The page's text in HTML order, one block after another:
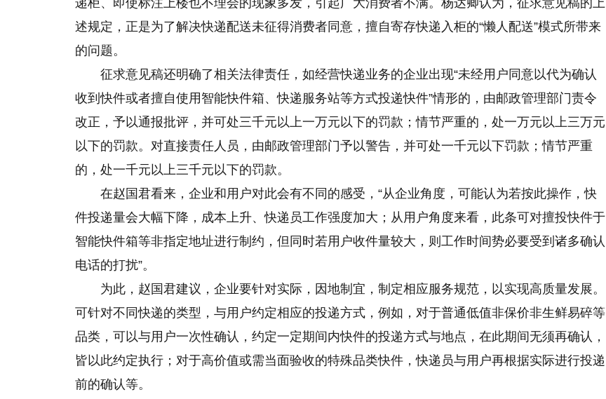
递柜、即使标注上楼也不理会的现象多发，引起广大消费者不满。杨达卿认为，征求意见稿的上
述规定，正是为了解决快递配送未征得消费者同意，擅自寄存快递入柜的“懒人配送”模式所带来
的问题。
征求意见稿还明确了相关法律责任，如经营快递业务的企业出现“未经用户同意以代为确认
收到快件或者擅自使用智能快件箱、快递服务站等方式投递快件”情形的，由邮政管理部门责令
改正，予以通报批评，并可处三千元以上一万元以下的罚款；情节严重的 ，处一万元以上三万元
以下的罚款。对直接责任人员，由邮政管理部门予以警告，并可处一千元以下罚款；情节严重
的，处一千元以上三千元以下的罚款。
在赵国君看来，企业和用户对此会有不同的感受，“从企业角度，可能认为若按此操作，快
件投递量会大幅下降，成本上升、快递员工作强度加大；从用户角度来看，此条可对擅投快件于
智能快件箱等非指定地址进行制约，但同时若用户收件量较大，则工作时间势必要受到诸多确认
电话的打扰”。
为此，赵国君建议，企业要针对实际，因地制宜，制定相应服务规范，以实现高质量发展。
可针对不同快递的类型，与用户约定相应的投递方式，例如，对于普通低值非保价非生鲜易碎等
品类，可以与用户一次性确认，约定一定期间内快件的投递方式与地点，在此期间无须再确认，
皆以此约定执行；对于高价值或需当面验收的特殊品类快件，快递员与用户再根据实际进行投递
前的确认等。